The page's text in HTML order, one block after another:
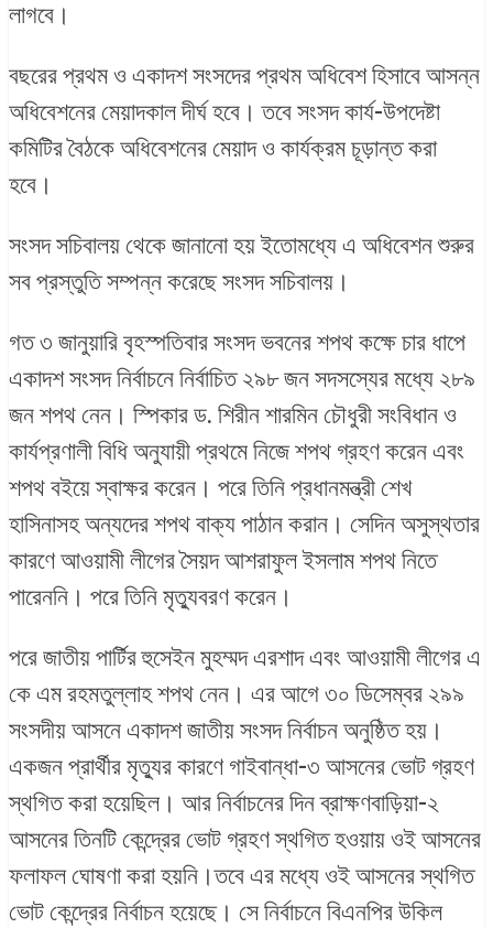
লাগবে।
বছরের প্রথম ও একাদশ সংসদের প্রথম অধিবেশ হিসাবে আসন্ন
অধিবেশনের মেয়াদকাল দীর্ঘ হবে। তবে সংসদ কার্য-উপদেষ্টা
কমিটির বৈঠকে অধিবেশনের মেয়াদ ও কার্যক্রম চূড়ান্ত করা
হবে।
সংসদ সচিবালয় থেকে জানানো হয় ইতোমধ্যে এ অধিবেশন শুরুর
সব প্রস্তুতি সম্পন্ন করেছে সংসদ সচিবালয়।
গত ৩ জানুয়ারি বৃহস্পতিবার সংসদ ভবনের শপথ কক্ষে চার ধাপে
একাদশ সংসদ নির্বাচনে নির্বাচিত ২৯৮ জন সদসস্যের মধ্যে ২৮৯
জন শপথ নেন। স্পিকার ড. শিরীন শারমিন চৌধুরী সংবিধান ও
কার্যপ্রণালী বিধি অনুযায়ী প্রথমে নিজে শপথ গ্রহণ করেন এবং
শপথ বইয়ে স্বাক্ষর করেন। পরে তিনি প্রধানমন্ত্রী শেখ
হাসিনাসহ অন্যদের শপথ বাক্য পাঠান করান। সেদিন অসুস্থতার
কারণে আওয়ামী লীগের সৈয়দ আশরাফুল ইসলাম শপথ নিতে
পারেননি। পরে তিনি মৃত্যুবরণ করেন।
পরে জাতীয় পার্টির হুসেইন মুহম্মদ এরশাদ এবং আওয়ামী লীগের এ
কে এম রহমতুল্লাহ শপথ নেন। এর আগে ৩০ ডিসেম্বর ২৯৯
সংসদীয় আসনে একাদশ জাতীয় সংসদ নির্বাচন অনুষ্ঠিত হয়।
একজন প্রার্থীর মৃত্যুর কারণে গাইবান্ধা-৩ আসনের ভোট গ্রহণ
স্থগিত করা হয়েছিল। আর নির্বাচনের দিন ব্রাক্ষণবাড়িয়া-২
আসনের তিনটি কেন্দ্রের ভোট গ্রহণ স্থগিত হওয়ায় ওই আসনের
ফলাফল ঘোষণা করা হয়নি।তবে এর মধ্যে ওই আসনের স্থগিত
ভোট কেন্দ্রের নির্বাচন হয়েছে। সে নির্বাচনে বিএনপির উকিল